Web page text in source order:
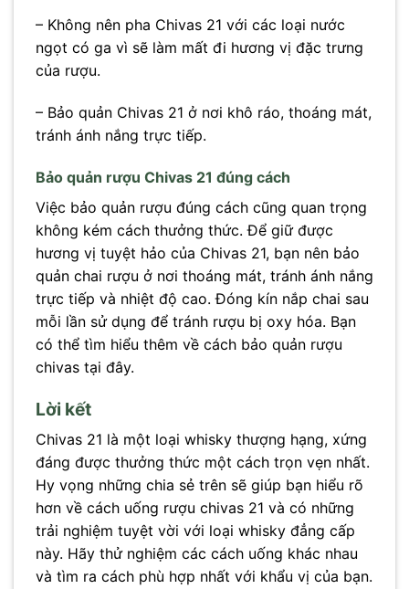
– Không nên pha Chivas 21 với các loại nước
ngọt có ga vì sẽ làm mất đi hương vị đặc trưng
của rượu.
– Bảo quản Chivas 21 ở nơi khô ráo, thoáng mát,
tránh ánh nắng trực tiếp.
Bảo quản rượu Chivas 21 đúng cách
Việc bảo quản rượu đúng cách cũng quan trọng
không kém cách thưởng thức. Để giữ được
hương vị tuyệt hảo của Chivas 21, bạn nên bảo
quản chai rượu ở nơi thoáng mát, tránh ánh nắng
trực tiếp và nhiệt độ cao. Đóng kín nắp chai sau
mỗi lần sử dụng để tránh rượu bị oxy hóa. Bạn
có thể tìm hiểu thêm về cách bảo quản rượu
chivas tại đây.
Lời kết
Chivas 21 là một loại whisky thượng hạng, xứng
đáng được thưởng thức một cách trọn vẹn nhất.
Hy vọng những chia sẻ trên sẽ giúp bạn hiểu rõ
hơn về cách uống rượu chivas 21 và có những
trải nghiệm tuyệt vời với loại whisky đẳng cấp
này. Hãy thử nghiệm các cách uống khác nhau
và tìm ra cách phù hợp nhất với khẩu vị của bạn.